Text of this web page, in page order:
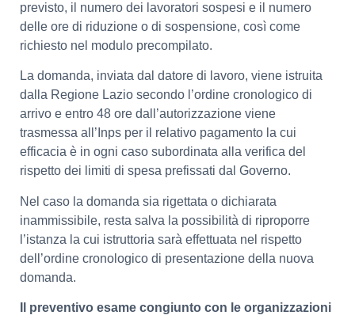
previsto, il numero dei lavoratori sospesi e il numero
delle ore di riduzione o di sospensione, così come
richiesto nel modulo precompilato.
La domanda, inviata dal datore di lavoro, viene istruita
dalla Regione Lazio secondo l’ordine cronologico di
arrivo e entro 48 ore dall’autorizzazione viene
trasmessa all’Inps per il relativo pagamento la cui
efficacia è in ogni caso subordinata alla verifica del
rispetto dei limiti di spesa prefissati dal Governo.
Nel caso la domanda sia rigettata o dichiarata
inammissibile, resta salva la possibilità di riproporre
l’istanza la cui istruttoria sarà effettuata nel rispetto
dell’ordine cronologico di presentazione della nuova
domanda.
Il preventivo esame congiunto con le organizzazioni